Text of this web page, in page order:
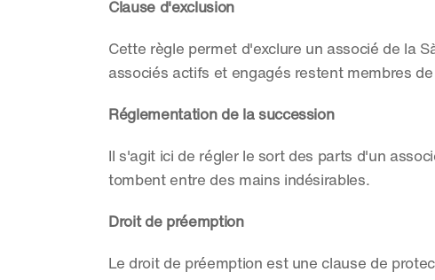
Clause d'exclusion
Cette règle permet d'exclure un associé de la
associés actifs et engagés restent membres
Réglementation de la succession
Il s'agit ici de régler le sort des parts d'un
tombent entre des mains indésirables.
Droit de préemption
Le droit de préemption est une clause de